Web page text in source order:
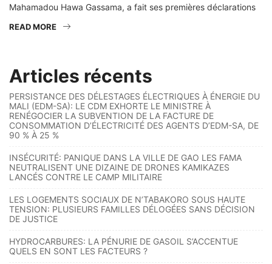
Mahamadou Hawa Gassama, a fait ses premières déclarations
READ MORE
Articles récents
PERSISTANCE DES DÉLESTAGES ÉLECTRIQUES À ÉNERGIE DU
MALI (EDM-SA): LE CDM EXHORTE LE MINISTRE À
RENÉGOCIER LA SUBVENTION DE LA FACTURE DE
CONSOMMATION D’ÉLECTRICITÉ DES AGENTS D’EDM-SA, DE
90 % À 25 %
INSÉCURITÉ: PANIQUE DANS LA VILLE DE GAO LES FAMA
NEUTRALISENT UNE DIZAINE DE DRONES KAMIKAZES
LANCÉS CONTRE LE CAMP MILITAIRE
LES LOGEMENTS SOCIAUX DE N’TABAKORO SOUS HAUTE
TENSION: PLUSIEURS FAMILLES DÉLOGÉES SANS DÉCISION
DE JUSTICE
HYDROCARBURES: LA PÉNURIE DE GASOIL S’ACCENTUE
QUELS EN SONT LES FACTEURS ?